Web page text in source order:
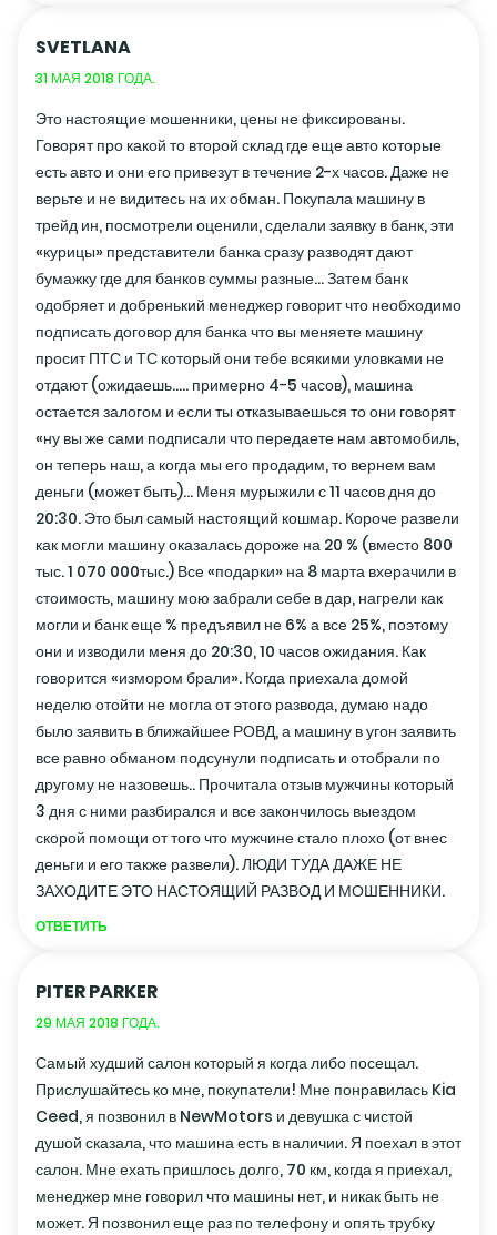
SVETLANA
31 МАЯ 2018 ГОДА.
Это настоящие мошенники, цены не фиксированы.
Говорят про какой то второй склад где еще авто которые
есть авто и они его привезут в течение 2-х часов. Даже не
верьте и не видитесь на их обман. Покупала машину в
трейд ин, посмотрели оценили, сделали заявку в банк, эти
«курицы» представители банка сразу разводят дают
бумажку где для банков суммы разные… Затем банк
одобряет и добренький менеджер говорит что необходимо
подписать договор для банка что вы меняете машину
просит ПТС и ТС который они тебе всякими уловками не
отдают (ожидаешь….. примерно 4-5 часов), машина
остается залогом и если ты отказываешься то они говорят
«ну вы же сами подписали что передаете нам автомобиль,
он теперь наш, а когда мы его продадим, то вернем вам
деньги (может быть)… Меня мурыжили с 11 часов дня до
20:30. Это был самый настоящий кошмар. Короче развели
как могли машину оказалась дороже на 20 % (вместо 800
тыс. 1 070 000тыс.) Все «подарки» на 8 марта вхерачили в
стоимость, машину мою забрали себе в дар, нагрели как
могли и банк еще % предъявил не 6% а все 25%, поэтому
они и изводили меня до 20:30, 10 часов ожидания. Как
говорится «измором брали». Когда приехала домой
неделю отойти не могла от этого развода, думаю надо
было заявить в ближайшее РОВД, а машину в угон заявить
все равно обманом подсунули подписать и отобрали по
другому не назовешь.. Прочитала отзыв мужчины который
3 дня с ними разбирался и все закончилось выездом
скорой помощи от того что мужчине стало плохо (от внес
деньги и его также развели). ЛЮДИ ТУДА ДАЖЕ НЕ
ЗАХОДИТЕ ЭТО НАСТОЯЩИЙ РАЗВОД И МОШЕННИКИ.
ОТВЕТИТЬ
PITER PARKER
29 МАЯ 2018 ГОДА.
Самый худший салон который я когда либо посещал.
Прислушайтесь ко мне, покупатели! Мне понравилась Kia
Ceed, я позвонил в NewMotors и девушка с чистой
душой сказала, что машина есть в наличии. Я поехал в этот
салон. Мне ехать пришлось долго, 70 км, когда я приехал,
менеджер мне говорил что машины нет, и никак быть не
может. Я позвонил еще раз по телефону и опять трубку